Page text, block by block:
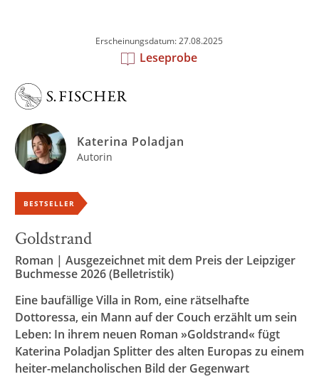
Erscheinungsdatum: 27.08.2025
Leseprobe
Katerina Poladjan
Autorin
BESTSELLER
Goldstrand
Roman | Ausgezeichnet mit dem Preis der Leipziger
Buchmesse 2026 (Belletristik)
Eine baufällige Villa in Rom, eine rätselhafte
Dottoressa, ein Mann auf der Couch erzählt um sein
Leben: In ihrem neuen Roman »Goldstrand« fügt
Katerina Poladjan Splitter des alten Europas zu einem
heiter-melancholischen Bild der Gegenwart